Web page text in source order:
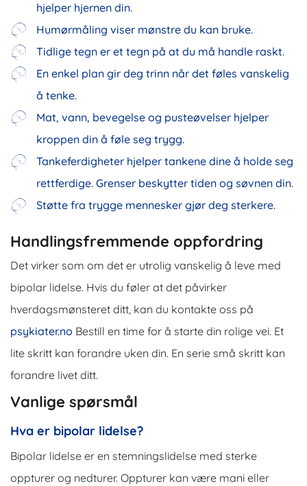
hjelper hjernen din.
Humørmåling viser mønstre du kan bruke.
Tidlige tegn er et tegn på at du må handle raskt.
En enkel plan gir deg trinn når det føles vanskelig
å tenke.
Mat, vann, bevegelse og pusteøvelser hjelper
kroppen din å føle seg trygg.
Tankeferdigheter hjelper tankene dine å holde seg
rettferdige. Grenser beskytter tiden og søvnen din.
Støtte fra trygge mennesker gjør deg sterkere.
Handlingsfremmende oppfordring
Det virker som om det er utrolig vanskelig å leve med
bipolar lidelse. Hvis du føler at det påvirker
hverdagsmønsteret ditt, kan du kontakte oss på
psykiater.no Bestill en time for å starte din rolige vei. Et
lite skritt kan forandre uken din. En serie små skritt kan
forandre livet ditt.
Vanlige spørsmål
Hva er bipolar lidelse?
Bipolar lidelse er en stemningslidelse med sterke
oppturer og nedturer. Oppturer kan være mani eller